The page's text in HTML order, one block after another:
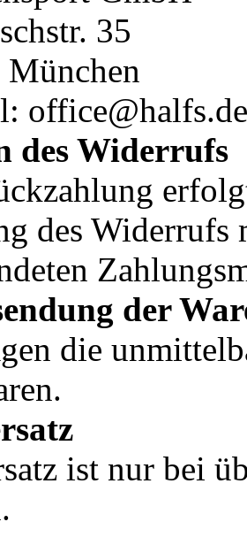
35
office@halfs.de
des Widerrufs
des
der
die
ist nur bei